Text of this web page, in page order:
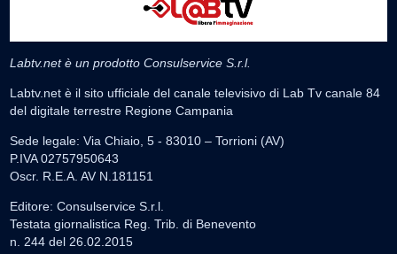
Labtv.net è un prodotto Consulservice S.r.l.
Labtv.net è il sito ufficiale del canale televisivo di Lab Tv canale 84
del digitale terrestre Regione Campania
Sede legale: Via Chiaio, 5 - 83010 – Torrioni (AV)
P.IVA 02757950643
Oscr. R.E.A. AV N.181151
Editore: Consulservice S.r.l.
Testata giornalistica Reg. Trib. di Benevento
n. 244 del 26.02.2015